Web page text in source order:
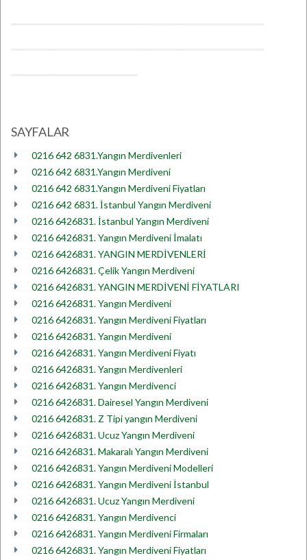
SAYFALAR
0216 642 6831.Yangın Merdivenleri
0216 642 6831.Yangın Merdiveni
0216 642 6831.Yangın Merdiveni Fiyatları
0216 642 6831. İstanbul Yangın Merdiveni
0216 6426831. İstanbul Yangın Merdiveni
0216 6426831. Yangın Merdiveni İmalatı
0216 6426831. YANGIN MERDİVENLERİ
0216 6426831. Çelik Yangın Merdiveni
0216 6426831. YANGIN MERDİVENİ FİYATLARI
0216 6426831. Yangın Merdiveni
0216 6426831. Yangın Merdiveni Fiyatları
0216 6426831. Yangın Merdiveni
0216 6426831. Yangın Merdiveni Fiyatı
0216 6426831. Yangın Merdivenleri
0216 6426831. Yangın Merdivenci
0216 6426831. Dairesel Yangın Merdiveni
0216 6426831. Z Tipi yangın Merdiveni
0216 6426831. Ucuz Yangın Merdiveni
0216 6426831. Makaralı Yangın Merdiveni
0216 6426831. Yangın Merdiveni Modelleri
0216 6426831. Yangın Merdiveni İstanbul
0216 6426831. Ucuz Yangın Merdiveni
0216 6426831. Yangın Merdivenci
0216 6426831. Yangın Merdiveni Firmaları
0216 6426831. Yangın Merdiveni Fiyatları